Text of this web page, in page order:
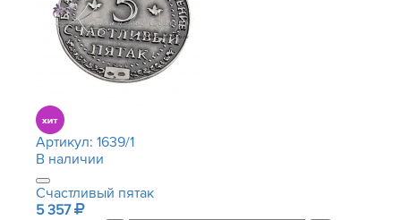
Артикул: 1639/1
В наличии
Счастливый пятак
5 357